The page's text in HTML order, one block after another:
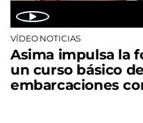
VÍDEO NOTICIAS
Asima impulsa la
un curso básico
embarcaciones